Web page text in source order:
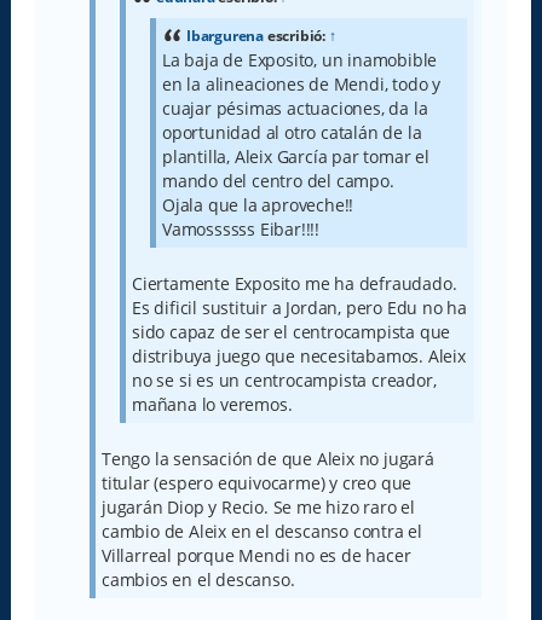
Ibargurenaescribió: ↑
La baja de Exposito, un inamobible
en la alineaciones de Mendi, todo y
cuajar pésimas actuaciones, da la
oportunidad al otro catalán de la
plantilla, Aleix García par tomar el
mando del centro del campo.
Ojala que la aproveche!!
Vamossssss Eibar!!!!
Ciertamente Exposito me ha defraudado.
Es dificil sustituir a Jordan, pero Edu no ha
sido capaz de ser el centrocampista que
distribuya juego que necesitabamos. Aleix
no se si es un centrocampista creador,
mañana lo veremos.
Tengo la sensación de que Aleix no jugará
titular (espero equivocarme) y creo que
jugarán Diop y Recio. Se me hizo raro el
cambio de Aleix en el descanso contra el
Villarreal porque Mendi no es de hacer
cambios en el descanso.